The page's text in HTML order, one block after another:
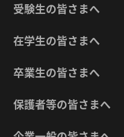
受験生の皆さまへ
在学生の皆さまへ
卒業生の皆さまへ
保護者等の皆さまへ